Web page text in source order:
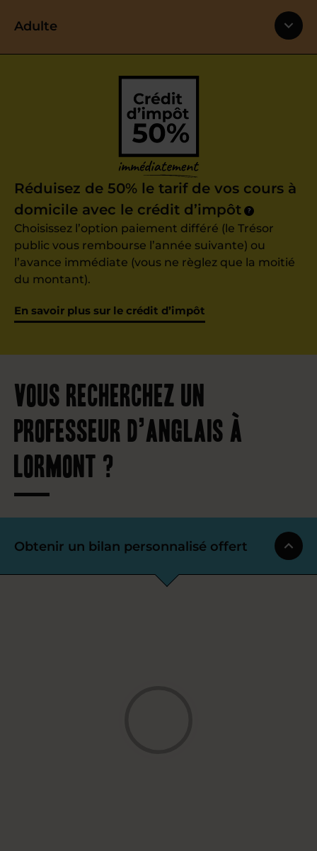
Adulte
Réduisez de 50% le tarif de vos cours à
domicile avec le crédit d’impôt
?
Choisissez l’option paiement différé (le Trésor
public vous rembourse l’année suivante) ou
l’avance immédiate (vous ne règlez que la moitié
du montant).
En savoir plus sur le crédit d’impôt
Vous recherchez un
professeur d’anglais à
Lormont ?
Obtenir un bilan personnalisé offert